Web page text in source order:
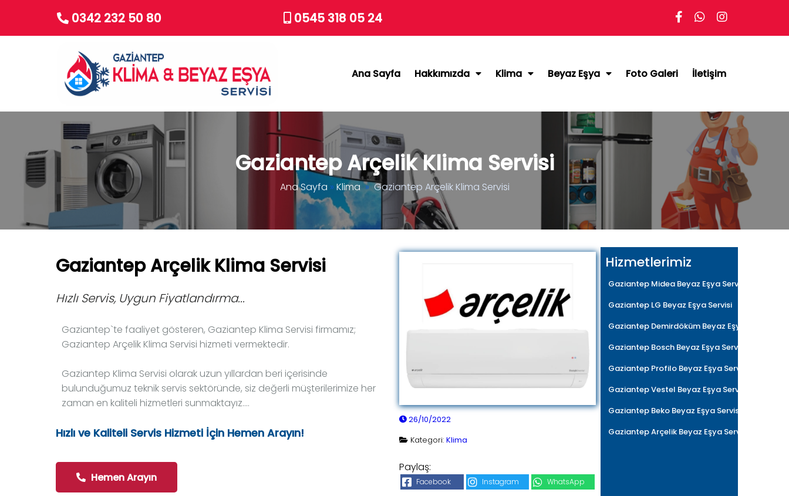
0342 232 50 80 0545 318 05 24
Ana Sayfa Hakkımızda Klima Beyaz Eşya Foto Galeri İletişim
Gaziantep Arçelik Klima Servisi
Ana Sayfa » Klima»Gaziantep Arçelik Klima Servisi
Gaziantep Arçelik Klima Servisi
Hızlı Servis, Uygun Fiyatlandırma...
Gaziantep`te faaliyet gösteren, Gaziantep Klima Servisi firmamız;
Gaziantep Arçelik Klima Servisi hizmeti vermektedir.
Gaziantep Klima Servisi olarak uzun yıllardan beri içerisinde
bulunduğumuz teknik servis sektöründe, siz değerli müşterilerimize her
zaman en kaliteli hizmetleri sunmaktayız....
Hızlı ve Kaliteli Servis Hizmeti İçin Hemen Arayın!
Hemen Arayın
26/10/2022
Kategori: Klima
Paylaş:
Facebook Instagram WhatsApp
Hizmetlerimiz
Gaziantep Midea Beyaz Eşya Servisi
Gaziantep LG Beyaz Eşya Servisi
Gaziantep Demirdöküm Beyaz Eşya Servisi
Gaziantep Bosch Beyaz Eşya Servisi
Gaziantep Profilo Beyaz Eşya Servisi
Gaziantep Vestel Beyaz Eşya Servisi
Gaziantep Beko Beyaz Eşya Servisi
Gaziantep Arçelik Beyaz Eşya Servisi